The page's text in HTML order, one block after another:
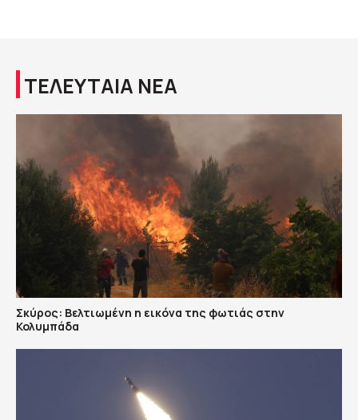
ΤΕΛΕΥΤΑΙΑ ΝΕΑ
Σκύρος: Βελτιωμένη η εικόνα της φωτιάς στην
Κολυμπάδα